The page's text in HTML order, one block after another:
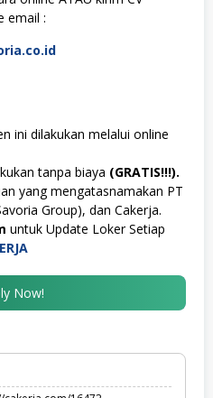
email :
ini dilakukan melalui online
tanpa biaya (GRATIS!!!).
yang mengatasnamakan PT
Group), dan Cakerja.
untuk Update Loker Setiap
Now!